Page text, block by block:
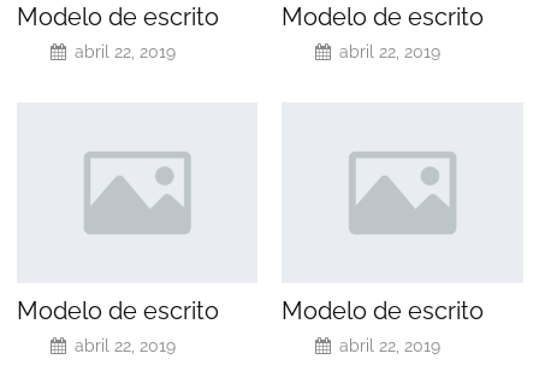
Modelo de escrito
abril 22, 2019
Modelo de escrito
abril 22, 2019
Modelo de escrito
abril 22, 2019
Modelo de escrito
abril 22, 2019